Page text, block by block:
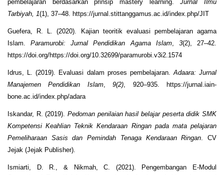
pembelajaran berdasarkan prinsip mastery learning.Jurnal Ilmu
Tarbiyah, 1(1), 37–48. https://jurnal.stittanggamus.ac.id/index.php/JIT
Guefera, R. L. (2020). Kajian teoritik evaluasi pembelajaran agama
Islam.Paramurobi: Jurnal Pendidikan Agama Islam, 3(2), 27–42.
https://doi.org/https://doi.org/10.32699/paramurobi.v3i2.1574
Idrus, L. (2019). Evaluasi dalam proses pembelajaran.Adaara: Jurnal
Manajemen Pendidikan Islam,9(2), 920–935. https://jurnal.iain-
bone.ac.id/index.php/adara
Iskandar, R. (2019). Pedoman penilaian hasil belajar peserta didik SMK
Kompetensi Keahlian Teknik Kendaraan Ringan pada mata pelajaran
Pemeliharaan Sasis dan Pemindah Tenaga Kendaraan Ringan. CV
Jejak (Jejak Publisher).
Ismiarti, D. R., & Nikmah, C. (2021). Pengembangan E-Modul